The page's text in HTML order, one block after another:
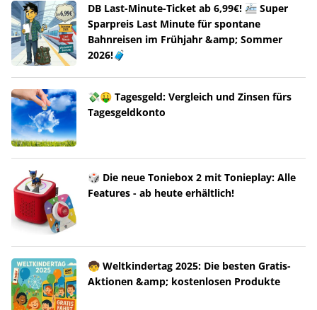
DB Last-Minute-Ticket ab 6,99€! 🚈 Super
Sparpreis Last Minute für spontane
Bahnreisen im Frühjahr &amp; Sommer
2026!🧳
💸🤑 Tagesgeld: Vergleich und Zinsen fürs
Tagesgeldkonto
🎲 Die neue Toniebox 2 mit Tonieplay: Alle
Features - ab heute erhältlich!
🧒 Weltkindertag 2025: Die besten Gratis-
Aktionen &amp; kostenlosen Produkte